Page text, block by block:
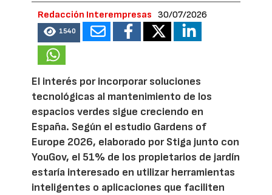
Redacción Interempresas 30/07/2026
1540
El interés por incorporar soluciones
tecnológicas al mantenimiento de los
espacios verdes sigue creciendo en
España. Según el estudio Gardens of
Europe 2026, elaborado por Stiga junto con
YouGov, el 51% de los propietarios de jardín
estaría interesado en utilizar herramientas
inteligentes o aplicaciones que faciliten